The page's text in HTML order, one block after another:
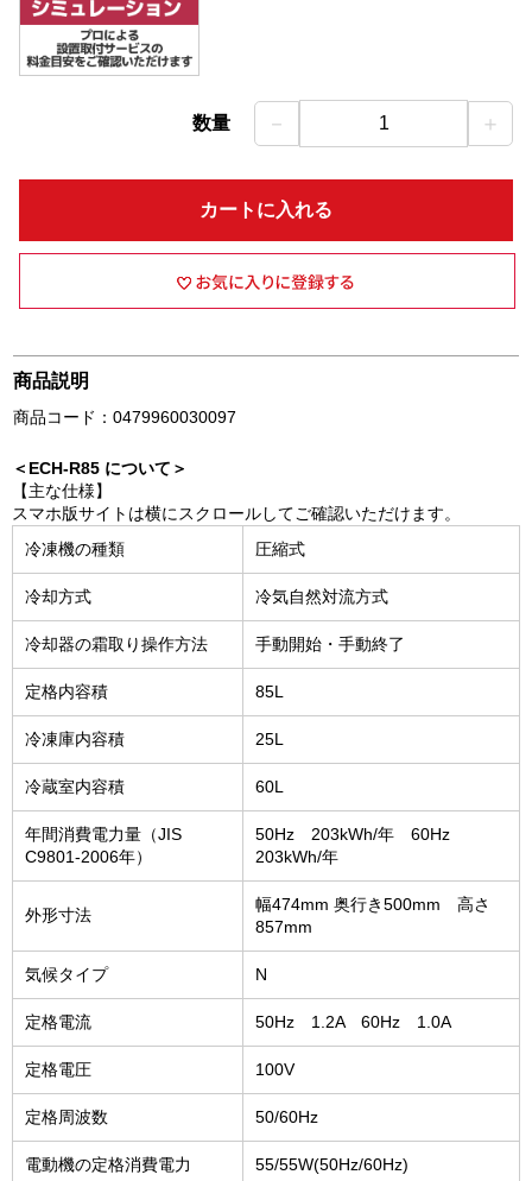
数量 － 1 ＋
カートに入れる
商品説明
商品コード：0479960030097
＜ECH-R85 について＞
【主な仕様】
スマホ版サイトは横にスクロールしてご確認いただけます。
冷凍機の種類
圧縮式
冷却方式 冷気自然対流方式
冷却器の霜取り操作方法 手動開始・手動終了
定格内容積 85L
冷凍庫内容積 25L
冷蔵室内容積 60L
年間消費電力量（JIS
C9801-2006年）
50Hz 203kWh/年 60Hz
203kWh/年
外形寸法
幅474mm 奥行き500mm 高さ
857mm
気候タイプ N
定格電流 50Hz 1.2A 60Hz 1.0A
定格電圧 100V
定格周波数 50/60Hz
電動機の定格消費電力 55/55W(50Hz/60Hz)